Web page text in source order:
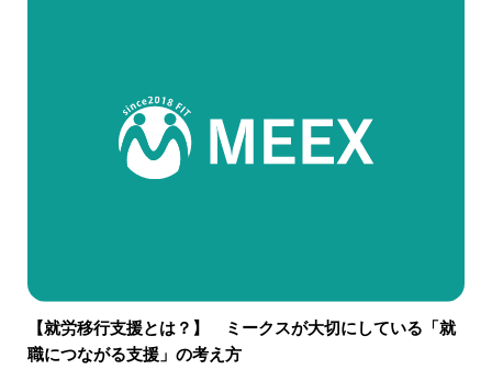
【就労移行支援とは？】 ミークスが大切にしている「就
職につながる支援」の考え方